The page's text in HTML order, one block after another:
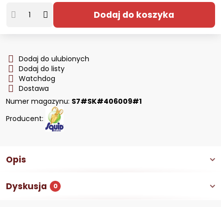
Dodaj do koszyka
Dodaj do ulubionych
Dodaj do listy
Watchdog
Dostawa
Numer magazynu: S7#SK#406009#1
Producent:
Opis
Dyskusja 0